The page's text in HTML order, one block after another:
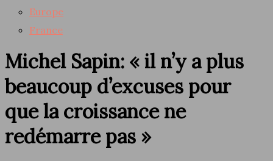
Europe
France
Michel Sapin: « il n’y a plus
beaucoup d’excuses pour
que la croissance ne
redémarre pas »